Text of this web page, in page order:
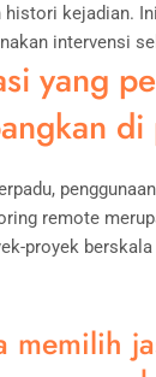
histori kejadian.
intervensi
yang
remote
proyek
memilih